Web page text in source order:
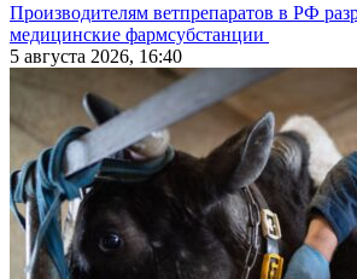
Производителям ветпрепаратов в РФ
медицинские фармсубстанции
5 августа 2026, 16:40